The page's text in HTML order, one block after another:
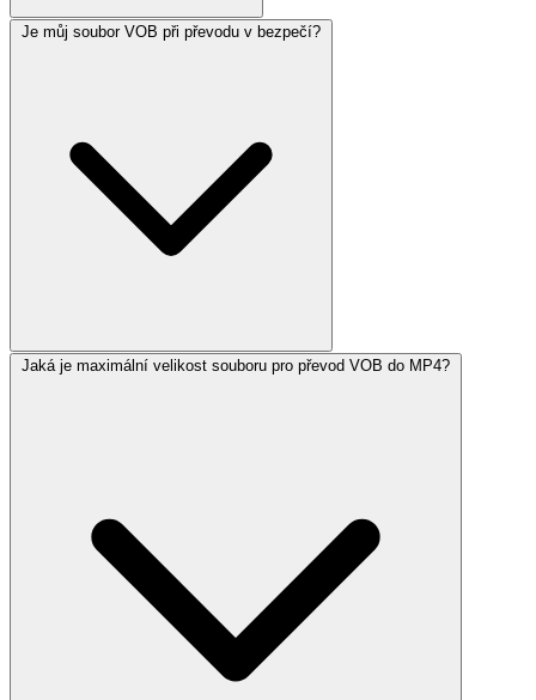
Je můj soubor VOB při převodu v bezpečí?
Jaká je maximální velikost souboru pro převod VOB do MP4?